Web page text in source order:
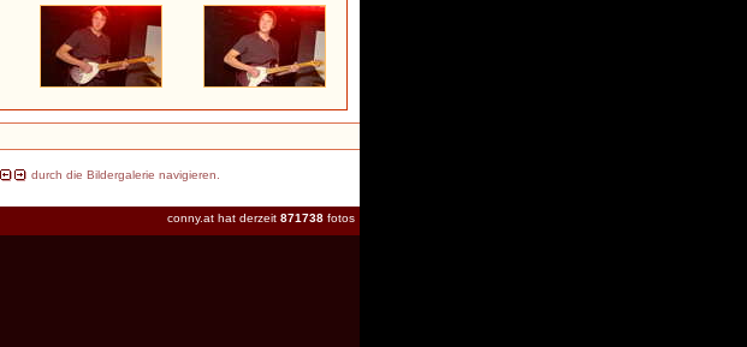
durch die Bildergalerie navigieren.
conny.at hat derzeit 871738 fotos